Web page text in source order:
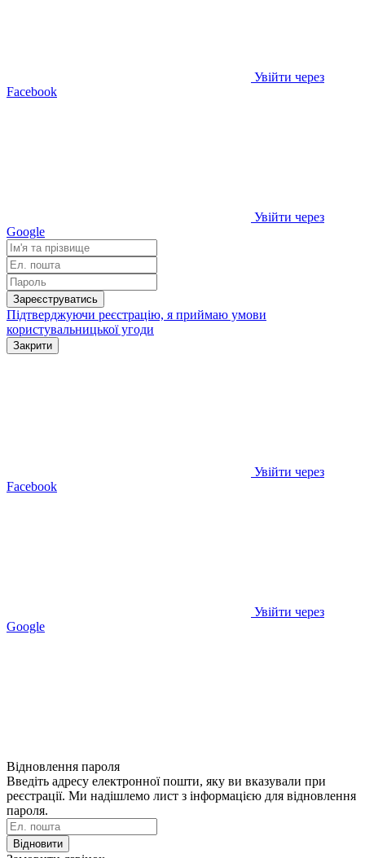
Увійти через
Facebook
Увійти через
Google
Зареєструватись
Підтверджуючи реєстрацію, я приймаю умови
користувальницької угоди
Закрити
Увійти через
Facebook
Увійти через
Google
Відновлення пароля
Введіть адресу електронної пошти, яку ви вказували при
реєстрації. Ми надішлемо лист з інформацією для відновлення
пароля.
Відновити